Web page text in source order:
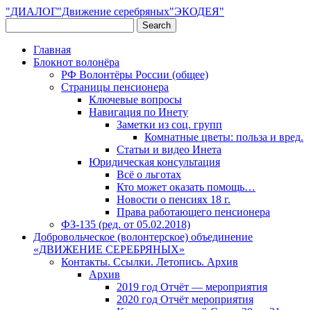
"ДИАЛОГ"Движение серебряных"ЭКОДЕЯ"
Главная
Блокнот волонёра
РФ Волонтёры России (общее)
Страницы пенсионера
Ключевые вопросы
Навигация по Инету
Заметки из соц. групп
Комнатные цветы: польза и вред.
Статьи и видео Инета
Юридическая консультация
Всё о льготах
Кто может оказать помощь…
Новости о пенсиях 18 г.
Права работающего пенсионера
ФЗ-135 (ред. от 05.02.2018)
Добровольческое (волонтерское) объединение
«ДВИЖЕНИЕ СЕРЕБРЯНЫХ»
Контакты. Ссылки. Летопись. Архив
Архив
2019 год Отчёт — мероприятия
2020 год Отчёт мероприятия